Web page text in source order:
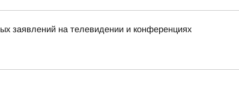
заявлений на телевидении и конференциях